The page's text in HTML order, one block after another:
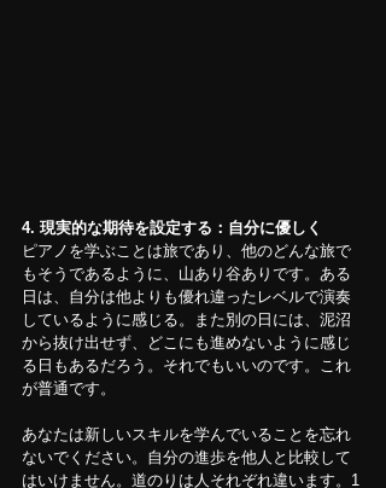
4. 現実的な期待を設定する：自分に優しく
ピアノを学ぶことは旅であり、他のどんな旅で
もそうであるように、山あり谷ありです。ある
日は、自分は他よりも優れ違ったレベルで演奏
しているように感じる。また別の日には、泥沼
から抜け出せず、どこにも進めないように感じ
る日もあるだろう。それでもいいのです。これ
が普通です。
あなたは新しいスキルを学んでいることを忘れ
ないでください。自分の進歩を他人と比較して
はいけません。道のりは人それぞれ違います。1